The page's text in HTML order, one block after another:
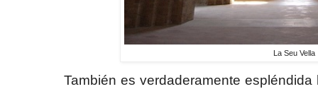
La Seu Vella
También es verdaderamente